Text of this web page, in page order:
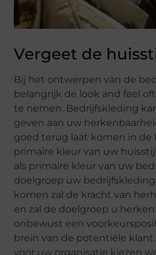
Vergeet de
Bij het ontwerpen van de
belangrijk de look and feel
te nemen. Bedrijfskleding
geven aan uw
goed terug laat komen in de
primaire kleur van uw
als primaire kleur van uw
doelgroep uw
komen zal de kracht van
en zal de doelgroep u
onbewust een
brein van de potentiële
voor uw organisatie kiezen